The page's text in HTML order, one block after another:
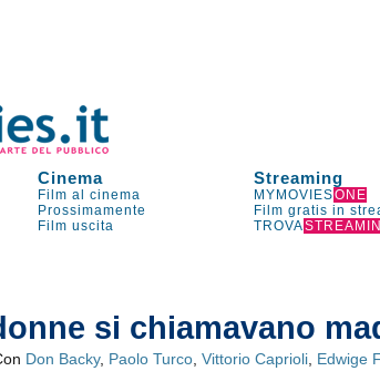
Cinema Streaming
Film al cinema MYMOVIESONE
Prossimamente Film gratis in
Film uscita TROVA
si chiamavano
Don Backy, Paolo Turco ,Vittorio Caprioli Edwige